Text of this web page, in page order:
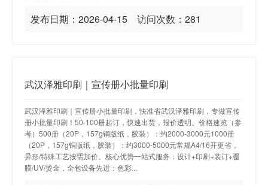
发布日期：2026-04-15 访问次数：281
武汉泽雅印刷｜宣传册小批量印刷
武汉泽雅印刷｜宣传册小批量印刷，快准省武汉泽雅印刷，专做宣传
册小批量印刷！50-100册起订，快速出货，报价透明。价格速览（参
考）500册（20P，157g铜版纸，胶装）：约2000-3000元1000册
（20P，157g铜版纸，胶装）：约3000-5000元常规A4/16开更省，
异形/特殊工艺按需加价。核心优势一站式服务：设计+印刷+装订+覆
膜/UV/烫金，全包设备先进：色彩...